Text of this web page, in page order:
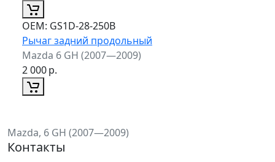
ОЕМ: GS1D-28-250B
Рычаг задний продольный
Mazda 6 GH (2007—2009)
2 000р.
Mazda, 6 GH (2007—2009)
Контакты